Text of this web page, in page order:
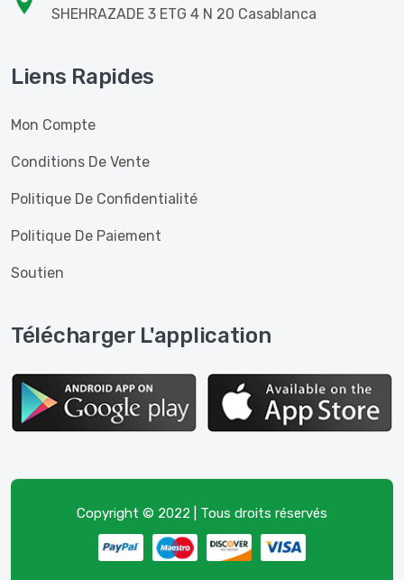
SHEHRAZADE 3 ETG 4 N 20 Casablanca
Liens Rapides
Mon Compte
Conditions De Vente
Politique De Confidentialité
Politique De Paiement
Soutien
Télécharger L'application
Copyright © 2022 | Tous droits réservés